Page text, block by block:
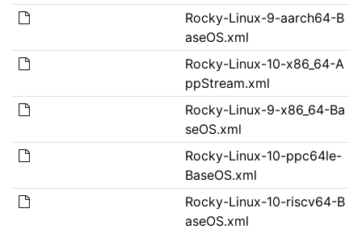
Rocky-Linux-9-aarch64-B
aseOS.xml
Rocky-Linux-10-x86_64-A
ppStream.xml
Rocky-Linux-9-x86_64-Ba
seOS.xml
Rocky-Linux-10-ppc64le-
BaseOS.xml
Rocky-Linux-10-riscv64-B
aseOS.xml